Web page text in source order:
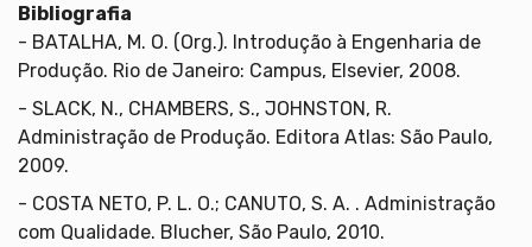
Bibliografia
- BATALHA, M. O. (Org.). Introdução à Engenharia de
Produção. Rio de Janeiro: Campus, Elsevier, 2008.
- SLACK, N., CHAMBERS, S., JOHNSTON, R.
Administração de Produção. Editora Atlas: São Paulo,
2009.
- COSTA NETO, P. L. O.; CANUTO, S. A. . Administração
com Qualidade. Blucher, São Paulo, 2010.